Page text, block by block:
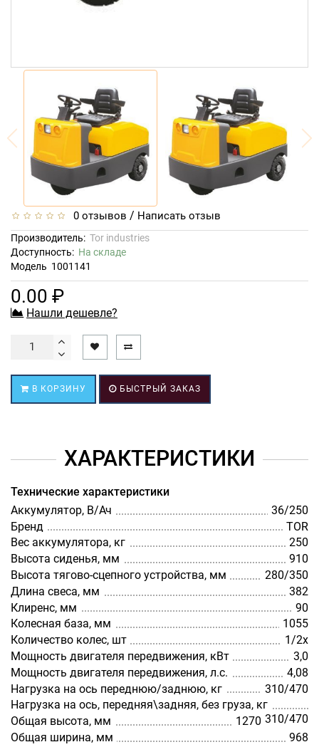
0 отзывов / Написать отзыв
Производитель: Tor industries
Доступность: На складе
Модель 1001141
0.00 ₽
Нашли дешевле?
В КОРЗИНУ БЫСТРЫЙ ЗАКАЗ
ХАРАКТЕРИСТИКИ
Технические характеристики
Аккумулятор, В/Ач
36/250
Бренд
TOR
Вес аккумулятора, кг
250
Высота сиденья, мм
910
Высота тягово-сцепного устройства, мм
280/350
Длина свеса, мм
382
Клиренс, мм
90
Колесная база, мм
1055
Количество колес, шт
1/2х
Мощность двигателя передвижения, кВт
3,0
Мощность двигателя передвижения, л.с.
4,08
Нагрузка на ось переднюю/заднюю, кг
310/470
Нагрузка на ось, передняя\задняя, без груза, кг
310/470
Общая высота, мм
1270
Общая ширина, мм
968